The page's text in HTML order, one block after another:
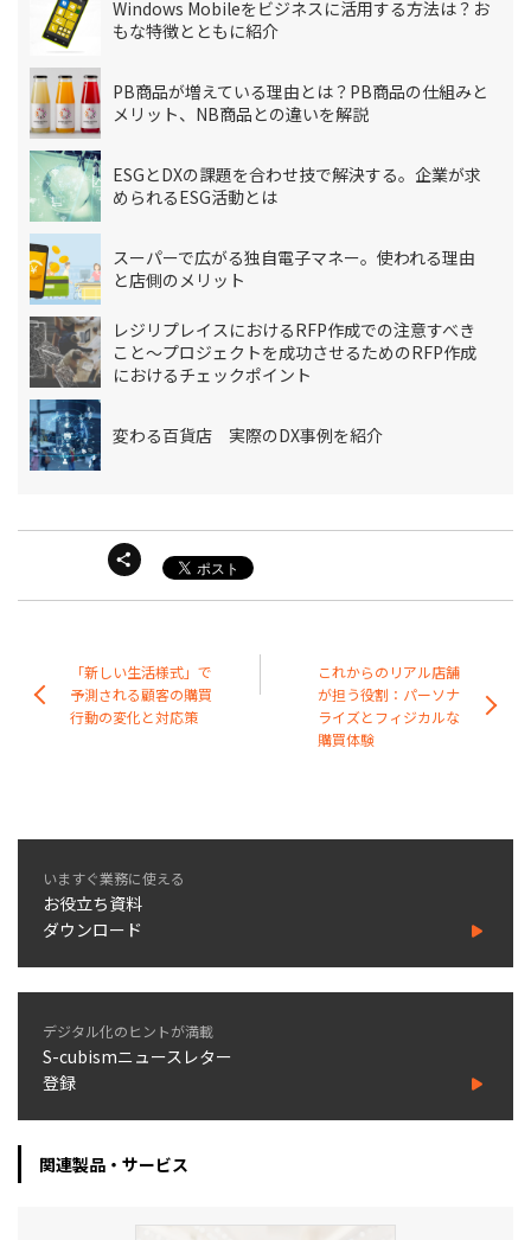
Windows Mobileをビジネスに活用する方法は？お
もな特徴とともに紹介
PB商品が増えている理由とは？PB商品の仕組みと
メリット、NB商品との違いを解説
ESGとDXの課題を合わせ技で解決する。企業が求
められるESG活動とは
スーパーで広がる独自電子マネー。使われる理由
と店側のメリット
レジリプレイスにおけるRFP作成での注意すべき
こと～プロジェクトを成功させるためのRFP作成
におけるチェックポイント
変わる百貨店 実際のDX事例を紹介
「新しい生活様式」で
予測される顧客の購買
行動の変化と対応策
これからのリアル店舗
が担う役割：パーソナ
ライズとフィジカルな
購買体験
いますぐ業務に使える
お役立ち資料
ダウンロード
デジタル化のヒントが満載
S-cubismニュースレター
登録
関連製品・サービス